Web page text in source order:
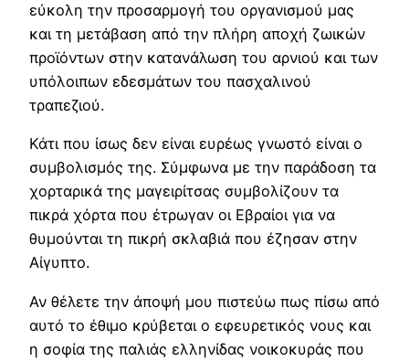
εύκολη την προσαρμογή του οργανισμού μας
και τη μετάβαση από την πλήρη αποχή ζωικών
προϊόντων στην κατανάλωση του αρνιού και των
υπόλοιπων εδεσμάτων του πασχαλινού
τραπεζιού.
Κάτι που ίσως δεν είναι ευρέως γνωστό είναι ο
συμβολισμός της. Σύμφωνα με την παράδοση τα
χορταρικά της μαγειρίτσας συμβολίζουν τα
πικρά χόρτα που έτρωγαν οι Εβραίοι για να
θυμούνται τη πικρή σκλαβιά που έζησαν στην
Αίγυπτο.
Αν θέλετε την άποψή μου πιστεύω πως πίσω από
αυτό το έθιμο κρύβεται ο εφευρετικός νους και
η σοφία της παλιάς ελληνίδας νοικοκυράς που